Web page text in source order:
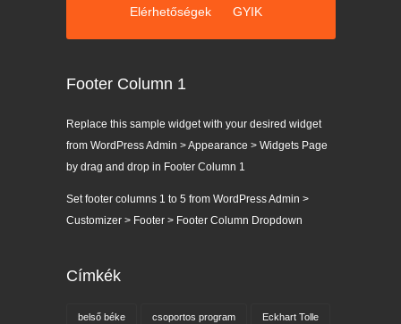
Elérhetőségek GYIK
Footer Column 1
Replace this sample widget with your desired widget
from WordPress Admin > Appearance > Widgets Page
by drag and drop in Footer Column 1
Set footer columns 1 to 5 from WordPress Admin >
Customizer > Footer > Footer Column Dropdown
Címkék
belső béke csoportos program Eckhart Tolle